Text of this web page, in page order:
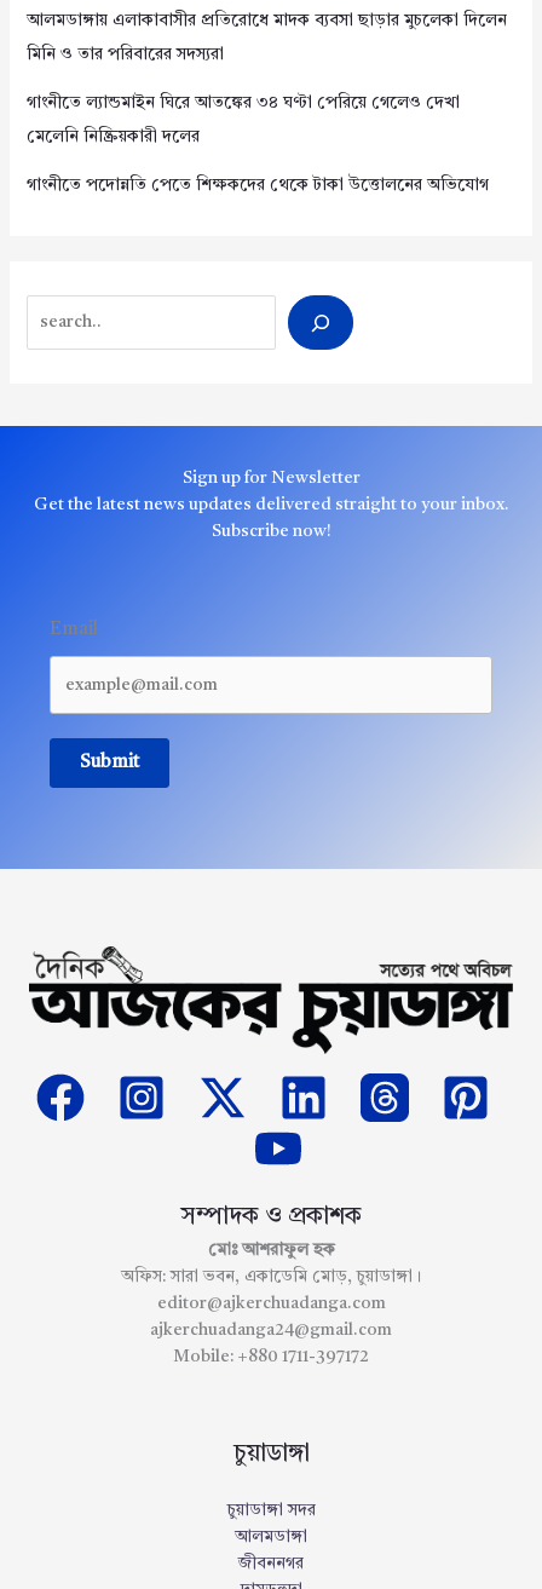
আলমডাঙ্গায় এলাকাবাসীর প্রতিরোধে মাদক ব্যবসা ছাড়ার মুচলেকা দিলেন
মিনি ও তার পরিবারের সদস্যরা
গাংনীতে ল্যান্ডমাইন ঘিরে আতঙ্কের ৩৪ ঘণ্টা পেরিয়ে গেলেও দেখা
মেলেনি নিষ্ক্রিয়কারী দলের
গাংনীতে পদোন্নতি পেতে শিক্ষকদের থেকে টাকা উত্তোলনের অভিযোগ
Sign up for Newsletter
Get the latest news updates delivered straight to your inbox.
Subscribe now!
Email
Submit
সম্পাদক ও প্রকাশক
মোঃ আশরাফুল হক
অফিস: সারা ভবন, একাডেমি মোড়, চুয়াডাঙ্গা।
editor@ajkerchuadanga.com
ajkerchuadanga24@gmail.com
Mobile: +880 1711-397172
চুয়াডাঙ্গা
চুয়াডাঙ্গা সদর
আলমডাঙ্গা
জীবননগর